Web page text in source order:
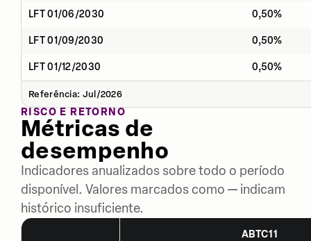
LFT 01/06/2030 0,50%
LFT 01/09/2030 0,50%
LFT 01/12/2030 0,50%
Referência: Jul/2026
RISCO E RETORNO
Métricas de
desempenho
Indicadores anualizados sobre todo o período
disponível. Valores marcados como — indicam
histórico insuficiente.
ABTC11